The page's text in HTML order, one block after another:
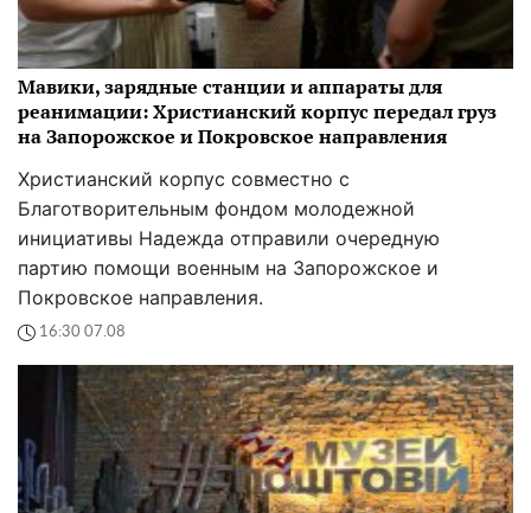
Мавики, зарядные станции и аппараты для
реанимации: Христианский корпус передал груз
на Запорожское и Покровское направления
Христианский корпус совместно с
Благотворительным фондом молодежной
инициативы Надежда отправили очередную
партию помощи военным на Запорожское и
Покровское направления.
16:30 07.08